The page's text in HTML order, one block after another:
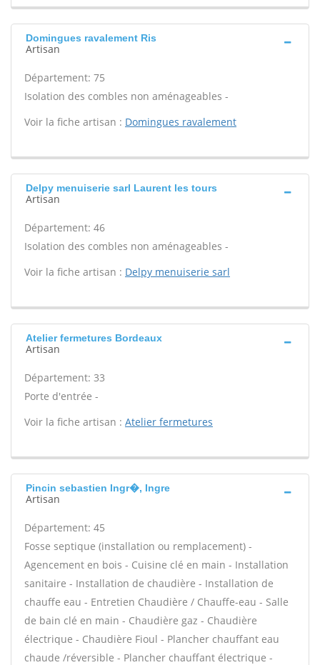
Domingues ravalement Ris
Artisan
Département: 75
Isolation des combles non aménageables -
Voir la fiche artisan : Domingues ravalement
Delpy menuiserie sarl Laurent les tours
Artisan
Département: 46
Isolation des combles non aménageables -
Voir la fiche artisan : Delpy menuiserie sarl
Atelier fermetures Bordeaux
Artisan
Département: 33
Porte d'entrée -
Voir la fiche artisan : Atelier fermetures
Pincin sebastien Ingr�, Ingre
Artisan
Département: 45
Fosse septique (installation ou remplacement) -
Agencement en bois - Cuisine clé en main - Installation
sanitaire - Installation de chaudière - Installation de
chauffe eau - Entretien Chaudière / Chauffe-eau - Salle
de bain clé en main - Chaudière gaz - Chaudière
électrique - Chaudière Fioul - Plancher chauffant eau
chaude /réversible - Plancher chauffant électrique -